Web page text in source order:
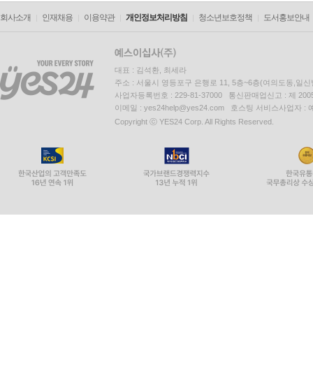
회사소개 인재채용 이용약관 개인정보처리방침 청소년보호정책 도서홍보안내
대표 : 김석환, 최세라
주소 : 서울시 영등포구 은행로 11, 5층~6층(여의도동,일신
사업자등록번호 : 229-81-37000 통신판매업신고 : 제
이메일 : yes24help@yes24.com 호스팅 서비스사업자 :
Copyright ⓒ YES24 Corp. All Rights Reserved.